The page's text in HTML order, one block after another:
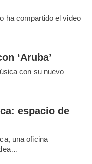
ha compartido el video
‘Aruba’
con su nuevo
espacio de
una oficina